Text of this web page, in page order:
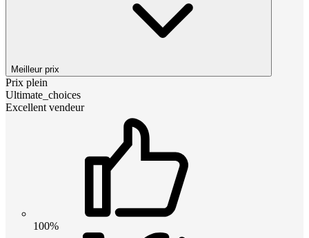
Meilleur prix
Prix plein
Ultimate_choices
Excellent vendeur
100%